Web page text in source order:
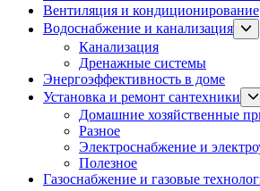
Вентиляция и кондиционирование
Водоснабжение и канализация
Канализация
Дренажные системы
Энергоэффективность в доме
Установка и ремонт сантехники
Домашние хозяйственные
Разное
Электроснабжение и
Полезное
Газоснабжение и газовые